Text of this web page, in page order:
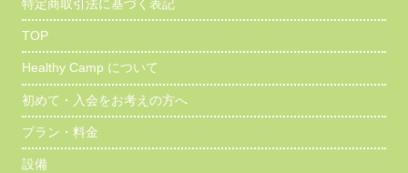
特定商取引法に基づく表記
TOP
Healthy Camp について
初めて・入会をお考えの方へ
プラン・料金
設備